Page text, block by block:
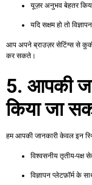
यूज़र अनुभव बेहतर
यदि सक्षम हो तो
आप अपने ब्राउज़र सेटिंग्स से
कर सकते।
5. आपकी
किया जा
हम आपकी जानकारी केवल इन
विश्वसनीय तृतीय-पक्ष
विज्ञापन प्लेटफ़ॉर्म के